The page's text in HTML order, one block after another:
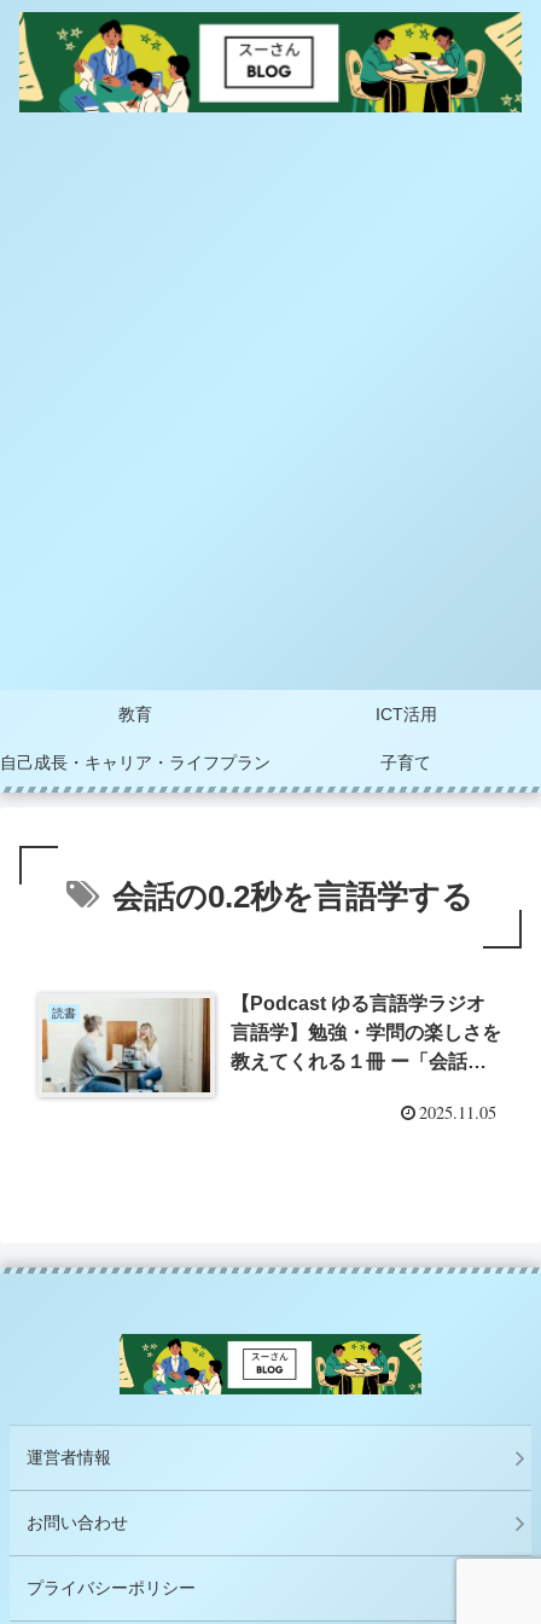
教育 ICT活用
自己成長・キャリア・ライフプラン 子育て
会話の0.2秒を言語学する
読書
【Podcast ゆる言語学ラジオ
言語学】勉強・学問の楽しさを
教えてくれる１冊 ー「会話の
2025.11.05
運営者情報
お問い合わせ
プライバシーポリシー